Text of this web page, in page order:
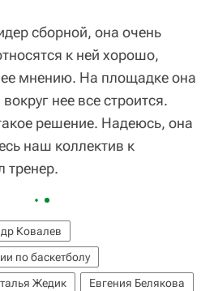
сборной, она очень
к ней хорошо,
мнению. На площадке она
нее все строится.
решение. Надеюсь, она
наш коллектив к
тренер.
Ковалев
по баскетболу
Жедик Евгения Белякова